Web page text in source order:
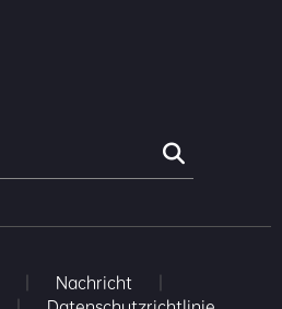
Nachricht